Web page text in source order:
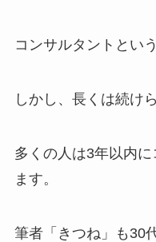
コンサルタントとい
しかし、長くは続け
多くの人は3年以内
ます。
筆者「きつね」も30